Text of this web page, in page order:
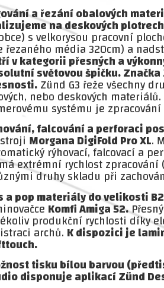
a řezání obalových
na deskových plotrech
s velkorysou pracovní
řezaného média 320cm) a
v kategorii přesných a
světovou špičku.
Zünd G3 řeže všechny
nebo deskových
systému je
falcování a perforaci
Morgana DigiFold Pro XL.
rýhovací, falcovací a
extrémní rychlost
druhy skladu při
a pop materiály do velikosti
Komfi Amiga 52.
produkční rychlosti díky
archů. K dispozici je
tisku bílou barvou
disponuje aplikací Zünd